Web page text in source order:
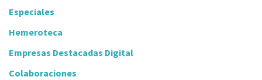
Especiales
Hemeroteca
Empresas Destacadas Digital
Colaboraciones